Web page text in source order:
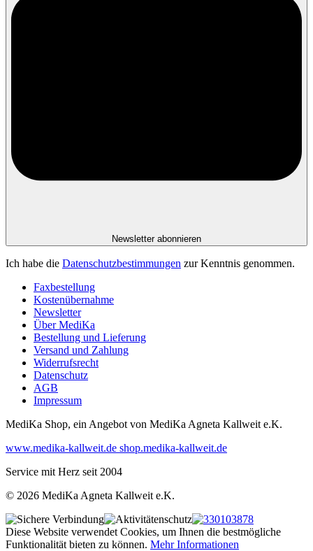
Newsletter abonnieren
Ich habe die Datenschutzbestimmungen zur Kenntnis genommen.
Faxbestellung
Kostenübernahme
Newsletter
Über MediKa
Bestellung und Lieferung
Versand und Zahlung
Widerrufsrecht
Datenschutz
AGB
Impressum
MediKa Shop, ein Angebot von MediKa Agneta Kallweit e.K.
www.medika-kallweit.de shop.medika-kallweit.de
Service mit Herz seit 2004
© 2026 MediKa Agneta Kallweit e.K.
Diese Website verwendet Cookies, um Ihnen die bestmögliche
Funktionalität bieten zu können. Mehr Informationen